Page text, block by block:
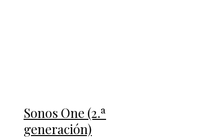
Sonos One (2.ª
generación)